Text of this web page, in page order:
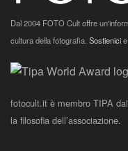
Dal 2004 FOTO Cult offre
cultura della fotografia. Sostienici
fotocult.it è membro TIPA
la filosofia dell’associazione.